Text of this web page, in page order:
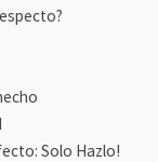
Solo Hazlo!